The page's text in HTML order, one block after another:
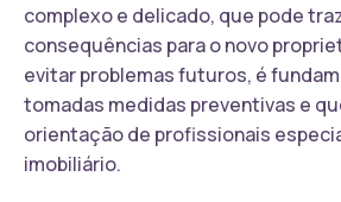
complexo e delicado, que pode
consequências para o novo
evitar problemas futuros, é
tomadas medidas preventivas e
orientação de profissionais
imobiliário.